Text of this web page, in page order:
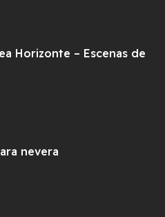
Horizonte – Escenas de
nevera